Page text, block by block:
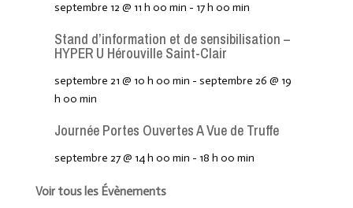
septembre 12 @ 11 h 00 min - 17 h 00 min
Stand d’information et de sensibilisation –
HYPER U Hérouville Saint-Clair
septembre 21 @ 10 h 00 min - septembre 26 @ 19
h 00 min
Journée Portes Ouvertes A Vue de Truffe
septembre 27 @ 14 h 00 min - 18 h 00 min
Voir tous les Évènements